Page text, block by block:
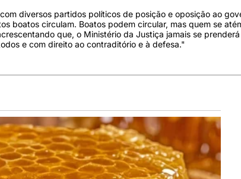
diversos partidos políticos de posição e oposição ao
boatos circulam. Boatos podem circular, mas quem se
que, o Ministério da Justiça jamais se prenderá
e com direito ao contraditório e à defesa."